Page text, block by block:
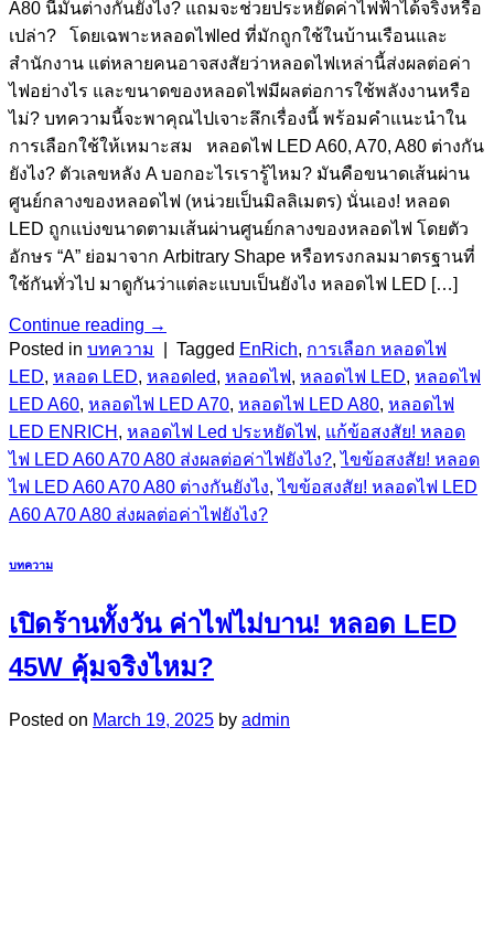
A80 นี่มันต่างกันยังไง? แถมจะช่วยประหยัดค่าไฟฟ้าได้จริงหรือ
เปล่า? โดยเฉพาะหลอดไฟled ที่มักถูกใช้ในบ้านเรือนและ
สำนักงาน แต่หลายคนอาจสงสัยว่าหลอดไฟเหล่านี้ส่งผลต่อค่า
ไฟอย่างไร และขนาดของหลอดไฟมีผลต่อการใช้พลังงานหรือ
ไม่? บทความนี้จะพาคุณไปเจาะลึกเรื่องนี้ พร้อมคำแนะนำใน
การเลือกใช้ให้เหมาะสม หลอดไฟ LED A60, A70, A80 ต่างกัน
ยังไง? ตัวเลขหลัง A บอกอะไรเรารู้ไหม? มันคือขนาดเส้นผ่าน
ศูนย์กลางของหลอดไฟ (หน่วยเป็นมิลลิเมตร) นั่นเอง! หลอด
LED ถูกแบ่งขนาดตามเส้นผ่านศูนย์กลางของหลอดไฟ โดยตัว
อักษร “A” ย่อมาจาก Arbitrary Shape หรือทรงกลมมาตรฐานที่
ใช้กันทั่วไป มาดูกันว่าแต่ละแบบเป็นยังไง หลอดไฟ LED […]
Continue reading →
Posted in บทความ Tagged EnRich, การเลือก หลอดไฟ
LED, หลอด LED, หลอดled, หลอดไฟ, หลอดไฟ LED, หลอดไฟ
LED A60, หลอดไฟ LED A70, หลอดไฟ LED A80, หลอดไฟ
LED ENRICH , หลอดไฟ Led ประหยัดไฟ, แก้ข้อสงสัย! หลอด
ไฟ LED A60 A70 A80 ส่งผลต่อค่าไฟยังไง?,ไขข้อสงสัย! หลอด
ไฟ LED A60 A70 A80 ต่างกันยังไง,ไขข้อสงสัย! หลอดไฟ LED
A60 A70 A80 ส่งผลต่อค่าไฟยังไง?
บทความ
เปิดร้านทั้งวัน ค่าไฟไม่บาน! หลอด LED
45W คุ้มจริงไหม?
Posted on March 19, 2025 by admin